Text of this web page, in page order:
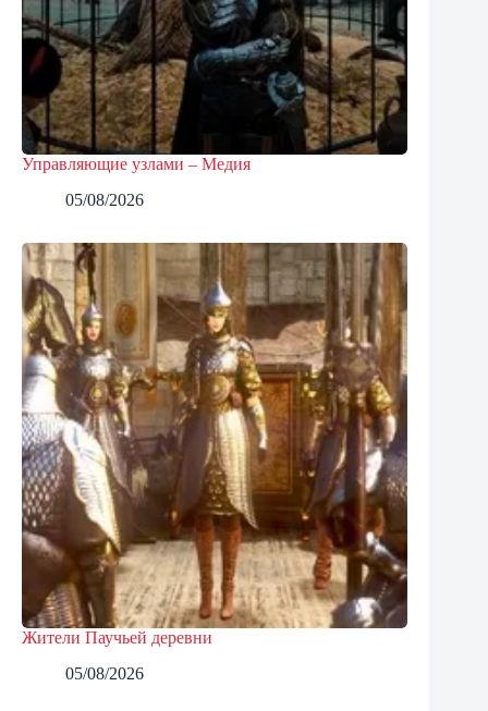
Управляющие узлами – Медия
05/08/2026
Жители Паучьей деревни
05/08/2026